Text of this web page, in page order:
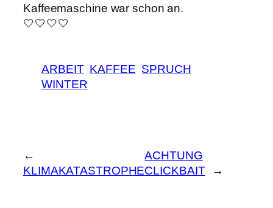
Kaffeemaschine war schon an.
🤍🤍🤍🤍
ARBEIT KAFFEE SPRUCH
WINTER
←
KLIMAKATASTROPHE
ACHTUNG
CLICKBAIT
→